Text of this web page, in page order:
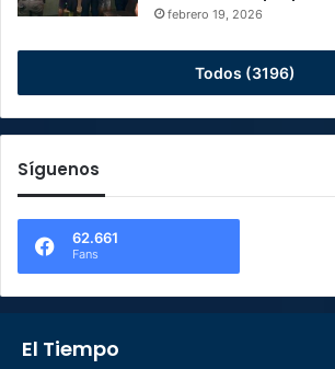
febrero 19, 2026
Todos (3196)
Síguenos
62.661
Fans
El Tiempo